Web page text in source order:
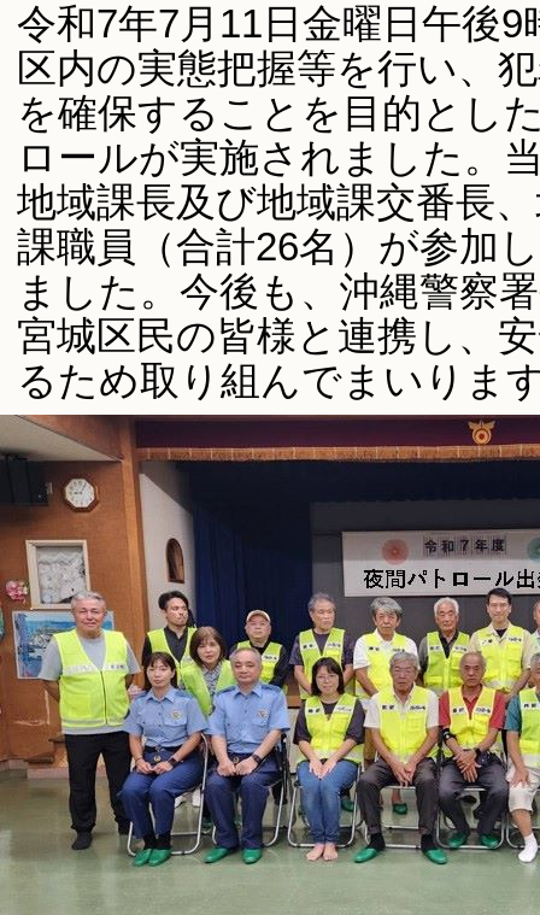
令和7年7月11日金曜日午後
区内の実態把握等を行い、
を確保することを目的とし
ロールが実施されました。
地域課長及び地域課交番長
課職員（合計26名）が参加
ました。今後も、沖縄警察
宮城区民の皆様と連携し、
るため取り組んでまいりま